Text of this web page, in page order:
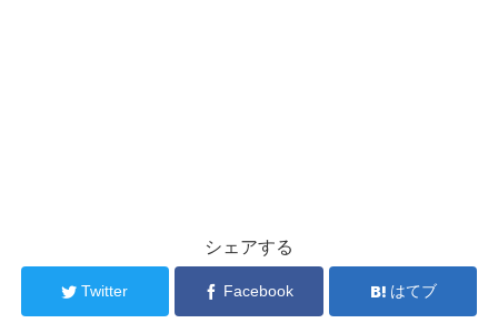
シェアする
Twitter Facebook はてブ